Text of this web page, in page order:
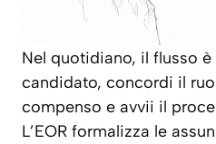
Nel quotidiano, il flusso è
candidato, concordi il
compenso e avvii il
L’EOR formalizza le